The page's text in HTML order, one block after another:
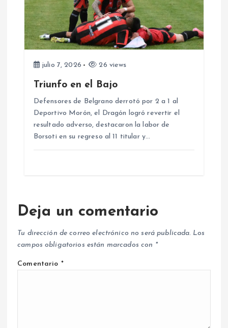
julio 7, 2026 26 views
Triunfo en el Bajo
Defensores de Belgrano derrotó por 2 a 1 al
Deportivo Morón, el Dragón logró revertir el
resultado adverso, destacaron la labor de
Borsoti en su regreso al 11 titular y…
Deja un comentario
Tu dirección de correo electrónico no será publicada. Los
campos obligatorios están marcados con *
Comentario *